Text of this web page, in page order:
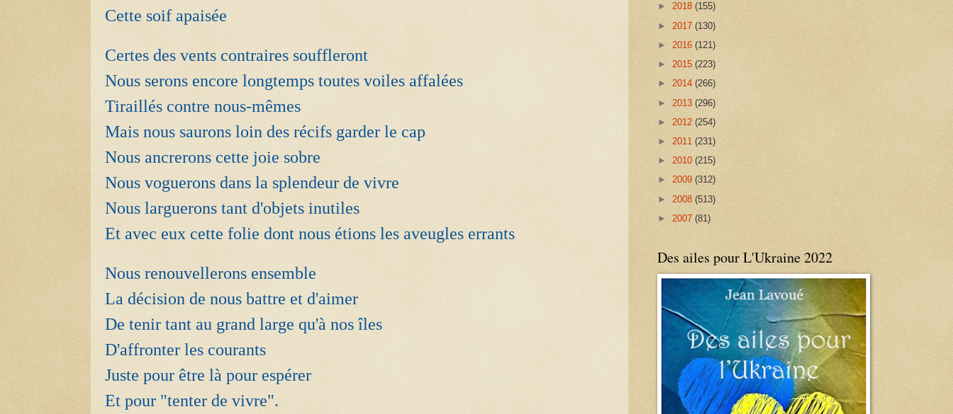
Cette soif apaisée
Certes des vents contraires souffleront
Nous serons encore longtemps toutes voiles affalées
Tiraillés contre nous-mêmes
Mais nous saurons loin des récifs garder le cap
Nous ancrerons cette joie sobre
Nous voguerons dans la splendeur de vivre
Nous larguerons tant d'objets inutiles
Et avec eux cette folie dont nous étions les aveugles errants
Nous renouvellerons ensemble
La décision de nous battre et d'aimer
De tenir tant au grand large qu'à nos îles
D'affronter les courants
Juste pour être là pour espérer
Et pour "tenter de vivre".
► 2018 (155)
► 2017 (130)
► 2016 (121)
► 2015 (223)
► 2014 (266)
► 2013 (296)
► 2012 (254)
► 2011 (231)
► 2010 (215)
► 2009 (312)
► 2008 (513)
► 2007 (81)
Des ailes pour L'Ukraine 2022